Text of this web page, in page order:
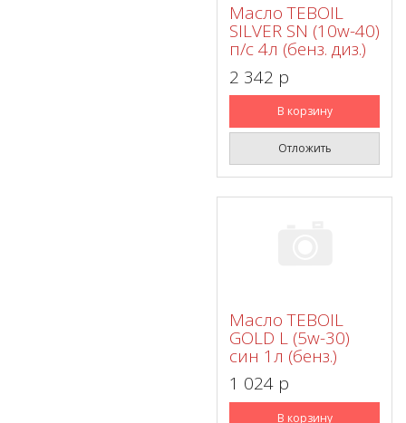
Масло TEBOIL
SILVER SN (10w-40)
п/с 4л (бенз. диз.)
2 342 p
В корзину
Отложить
Масло TEBOIL
GOLD L (5w-30)
син 1л (бенз.)
1 024 p
В корзину